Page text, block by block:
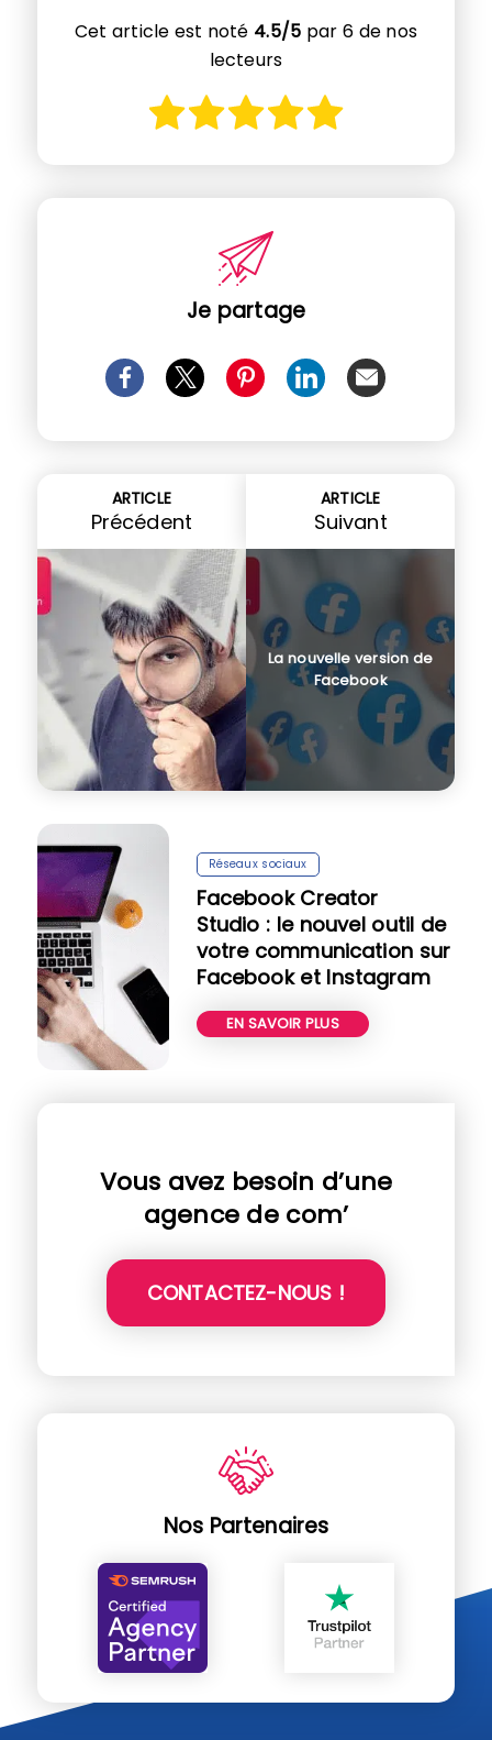
Cet article est noté 4.5/5par 6 de nos
lecteurs
Je partage
ARTICLE
Précédent
ARTICLE
Suivant
La nouvelle version de
Facebook
Réseaux sociaux
Facebook Creator
Studio : le nouvel outil de
votre communication sur
Facebook et Instagram
EN SAVOIR PLUS
Vous avez besoin d’une
agence de com’
CONTACTEZ-NOUS !
Nos Partenaires